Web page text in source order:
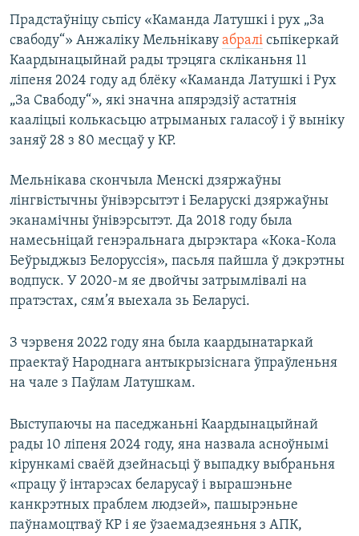
Прадстаўніцу сьпісу «Каманда Латушкі і рух „За
свабоду“» Анжаліку Мельнікаву абралі сьпікеркай
Каардынацыйнай рады трэцяга скліканьня 11
ліпеня 2024 году ад блёку «Каманда Латушкі і Рух
„За Свабоду“», які значна апярэдзіў астатнія
кааліцыі колькасьцю атрыманых галасоў і ў выніку
заняў 28 з 80 месцаў у КР.
Мельнікава скончыла Менскі дзяржаўны
лінгвістычны ўнівэрсытэт і Беларускі дзяржаўны
эканамічны ўнівэрсытэт. Да 2018 году была
намесьніцай генэральнага дырэктара «Кока-Кола
Беўрыджыз Белоруссія», пасьля пайшла ў дэкрэтны
водпуск. У 2020-м яе двойчы затрымлівалі на
пратэстах, сям’я выехала зь Беларусі.
З чэрвеня 2022 году яна была каардынатаркай
праектаў Народнага антыкрызіснага ўпраўленьня
на чале з Паўлам Латушкам.
Выступаючы на паседжаньні Каардынацыйнай
рады 10 ліпеня 2024 году, яна назвала асноўнымі
кірункамі сваёй дзейнасьці ў выпадку выбраньня
«працу ў інтарэсах беларусаў і вырашэньне
канкрэтных праблем людзей», пашырэньне
паўнамоцтваў КР і яе ўзаемадзеяньня з АПК,